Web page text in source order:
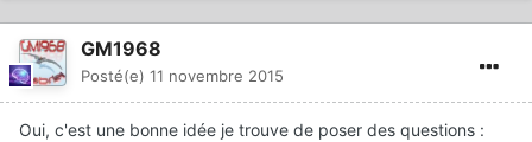
GM1968
Posté(e) 11 novembre 2015
Oui, c'est une bonne idée je trouve de poser des questions :